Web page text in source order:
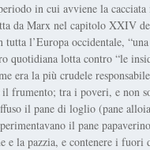
in cui avviene la
da Marx nel capitolo XXIV
l’Europa occidentale,
quotidiana lotta contro “le
era la più crudele
il frumento; tra i poveri, e non
il pane di loglio (pane
il pane
e la pazzia, e contenere i